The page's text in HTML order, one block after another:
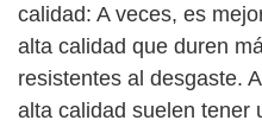
calidad: A veces, es
alta calidad que duren
resistentes al desgaste.
alta calidad suelen tener